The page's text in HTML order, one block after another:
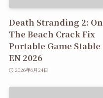
Death Stranding 2: On
The Beach Crack Fix
Portable Game Stable
EN 2026
2026年6月24日